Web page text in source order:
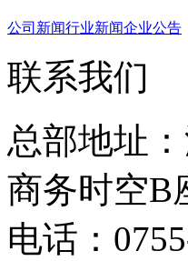
公司新闻行业新闻企业公告
联系我们
总部地址
商务时空B
电话：